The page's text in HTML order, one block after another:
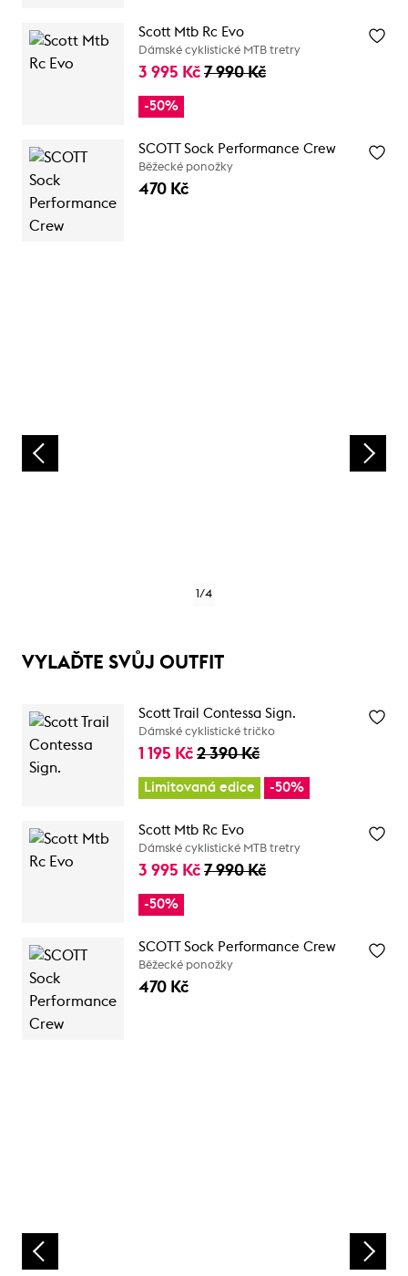
Scott Mtb Rc Evo
Dámské cyklistické MTB tretry
3 995 Kč 7 990 Kč
-50%
SCOTT Sock Performance Crew
Běžecké ponožky
470 Kč
/4
VYLAĎTE SVŮJ OUTFIT
Scott Trail Contessa Sign.
Dámské cyklistické tričko
1 195 Kč 2 390 Kč
Limitovaná edice -50%
Scott Mtb Rc Evo
Dámské cyklistické MTB tretry
3 995 Kč 7 990 Kč
-50%
SCOTT Sock Performance Crew
Běžecké ponožky
470 Kč